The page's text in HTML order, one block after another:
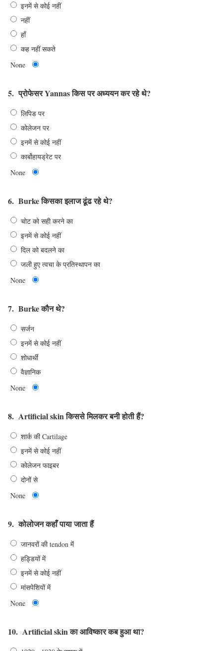
इनमें से कोई नहीं
नहीं
हाँ
कह नहीं सकते
None
5. प्रोफेसर Yannas किस पर अध्ययन कर रहे थे?
लिपिड पर
कोलेजन पर
इनमें से कोई नहीं
कार्बोहायड्रेट पर
None
6. Burke किसका इलाज ढूंढ रहे थे?
चोट को सही करने का
इनमें से कोई नहीं
दिल को बदलने का
जली हुए त्वचा के प्रतिस्थापन का
None
7. Burke कौन थे?
सर्जन
इनमें से कोई नहीं
शोधार्थी
वैज्ञानिक
None
8. Artificial skin किससे मिलकर बनी होती हैं?
शार्क की Cartilage
इनमें से कोई नहीं
कोलेजन फाइबर
दोनों से
None
9. कोलोजन कहाँ पाया जाता हैं
जानवरों की tendon में
हड्डियों में
इनमें से कोई नहीं
मांसपेशियों में
None
10. Artificial skin का आविष्कार कब हुआ था?